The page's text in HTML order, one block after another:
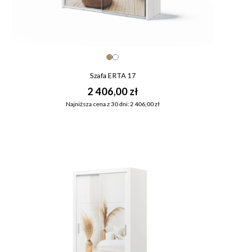
Szafa ERTA 17
2 406,00 zł
Najniższa cena z 30 dni: 2 406,00 zł